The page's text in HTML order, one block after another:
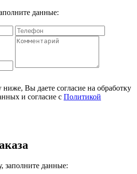
данные:
Вы даете согласие на обработку
и согласие с Политикой
заполните данные: